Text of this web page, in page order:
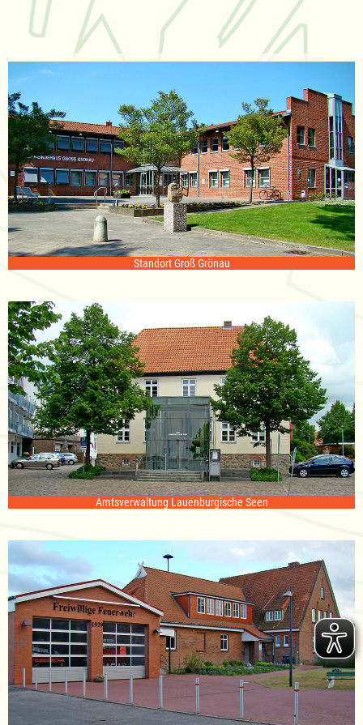
Standort Groß Grönau
Amtsverwaltung Lauenburgische Seen